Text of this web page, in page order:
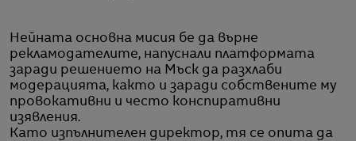
Нейната основна мисия бе да върне
рекламодателите, напуснали платформата
заради решението на Мъск да разхлаби
модерацията, както и заради собствените му
провокативни и често конспиративни
изявления.
Като изпълнителен директор, тя се опита да